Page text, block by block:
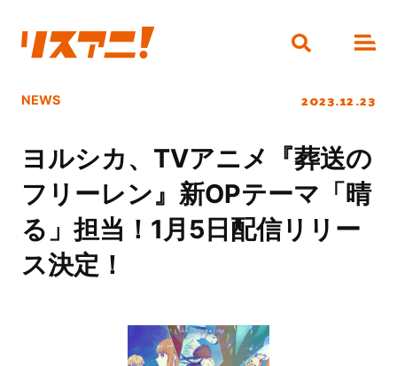
NEWS 2023.12.23
ヨルシカ、TVアニメ『葬送の
フリーレン』新OPテーマ「晴
る」担当！1月5日配信リリー
ス決定！